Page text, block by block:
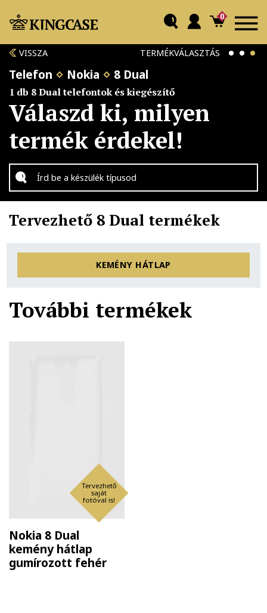
0
VISSZA TERMÉKVÁLASZTÁS
Telefon Nokia 8 Dual
1 db 8 Dual telefontok és kiegészítő
Válaszd ki, milyen
termék érdekel!
Tervezhető 8 Dual termékek
KEMÉNY HÁTLAP
További termékek
Tervezhető
saját
fotóval is!
Nokia 8 Dual
kemény hátlap
gumírozott fehér